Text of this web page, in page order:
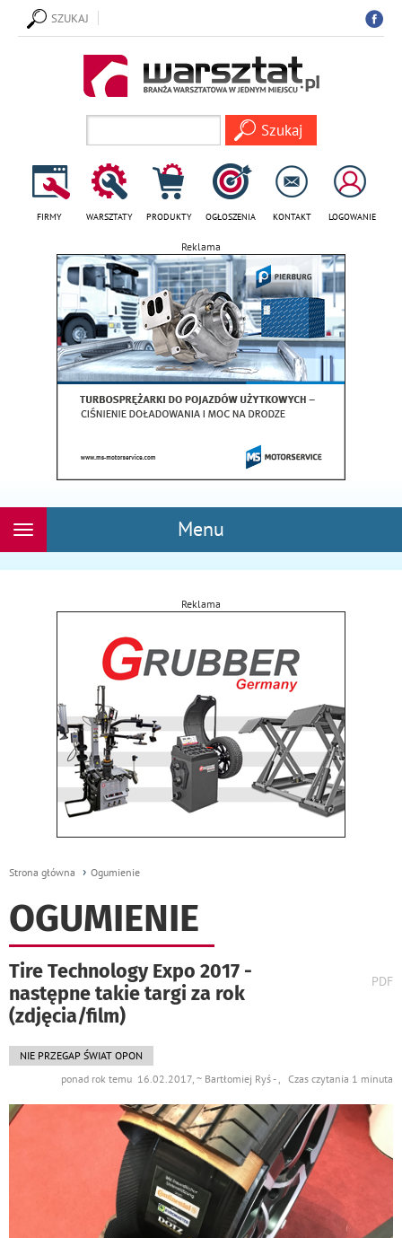
SZUKAJ
FIRMY WARSZTATY PRODUKTY OGŁOSZENIA KONTAKT LOGOWANIE
Reklama
Menu
Rozwiń
Reklama
Strona główna Ogumienie
OGUMIENIE
Tire Technology Expo 2017 -
następne takie targi za rok
(zdjęcia/film)
PDF
NIE PRZEGAP ŚWIAT OPON
ponad rok temu 16.02.2017, ~ Bartłomiej Ryś - , Czas czytania 1 minuta